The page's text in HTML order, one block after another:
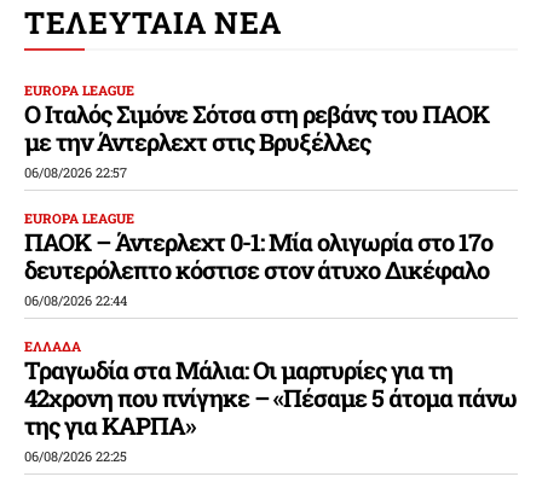
ΤΕΛΕΥΤΑΙΑ ΝΕΑ
EUROPA LEAGUE
Ο Ιταλός Σιμόνε Σότσα στη ρεβάνς του ΠΑΟΚ
με την Άντερλεχτ στις Βρυξέλλες
06/08/2026 22:57
EUROPA LEAGUE
ΠΑΟΚ – Άντερλεχτ 0-1: Μία ολιγωρία στο 17ο
δευτερόλεπτο κόστισε στον άτυχο Δικέφαλο
06/08/2026 22:44
ΕΛΛΑΔΑ
Τραγωδία στα Μάλια: Οι μαρτυρίες για τη
42χρονη που πνίγηκε – «Πέσαμε 5 άτομα πάνω
της για ΚΑΡΠΑ»
06/08/2026 22:25